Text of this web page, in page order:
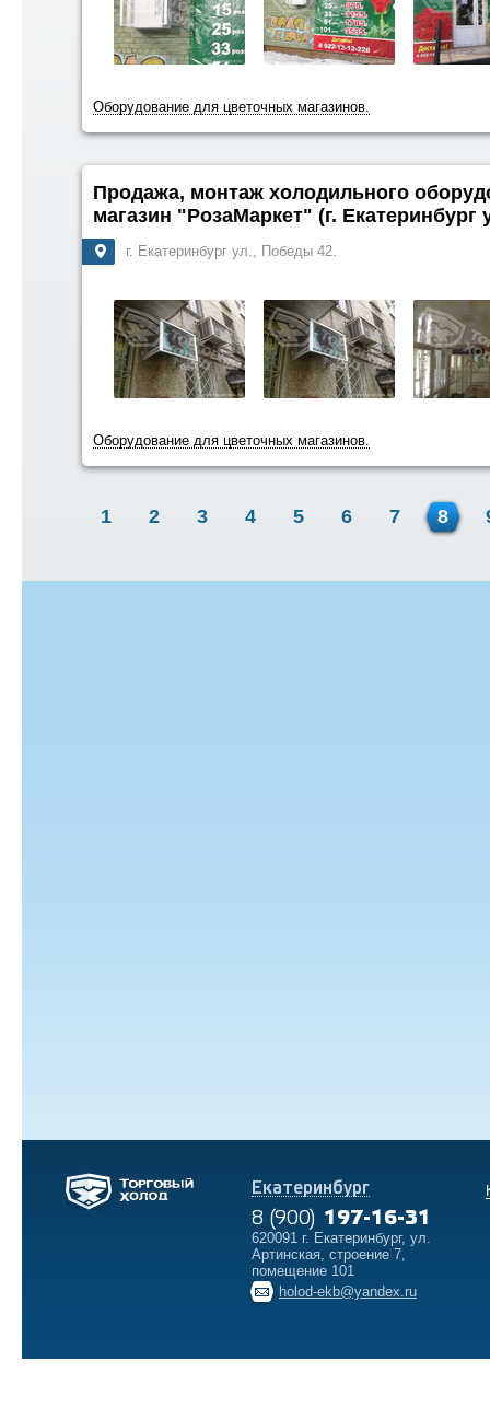
Оборудование для цветочных магазинов.
Продажа, монтаж холодильного
магазин "РозаМаркет" (г. Екатеринбург
г. Екатеринбург ул., Победы 42.
Оборудование для цветочных магазинов.
1 2 3 4 5 6 7 8
Екатеринбург
8 (900) 197-16-31
620091 г. Екатеринбург, ул.
Артинская, строение 7,
помещение 101
holod-ekb@yandex.ru